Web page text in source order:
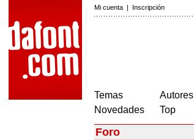
Mi cuenta | Inscripción
Temas
Novedades
Autores
Top
Foro